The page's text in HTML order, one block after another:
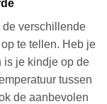
de verschillende
te tellen. Heb je
is je kindje op de
tussen
de aanbevolen